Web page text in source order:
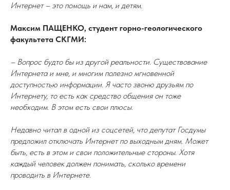
Интернет – это помощь и нам, и детям.
Максим ПАЩЕНКО, студент горно-геологического
факультета СКГМИ:
– Вопрос будто бы из другой реальности. Существование
Интернета и мне, и многим полезно мгновенной
доступностью информации. Я часто звоню друзьям по
Интернету, то есть как средство общения он тоже
необходим. В этом есть свои плюсы.
Недавно читал в одной из соцсетей, что депутат Госдумы
предложил отключать Интернет по выходным дням. Может
быть, есть в этом и свои положительные стороны. Хотя
каждый человек должен понимать, сколько времени
проводить в Интернете.